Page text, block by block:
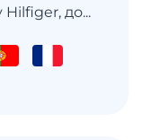
до...